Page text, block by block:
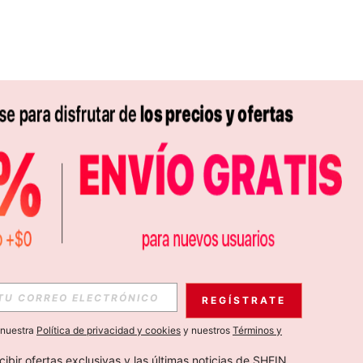
APP
EXCLUSIVAS, PROMOCIONES Y NOTICIAS DE SHEIN
Suscribir
REGÍSTRATE
Política de privacidad y cookies y nuestros Términos y
ofertas exclusivas y las últimas noticias de SHEIN